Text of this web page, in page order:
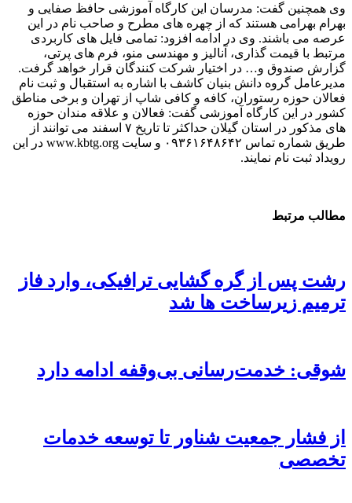
وی همچنین گفت: مدرسان این کارگاه آموزشی حافظ صفایی و
بهرام بهرامی هستند که از چهره های مطرح و صاحب نام در این
عرصه می باشند. وی در ادامه افزود: تمامی فایل های کاربردی
مرتبط با قیمت گذاری، آنالیز و مهندسی منو، فرم های پرتی،
گزارش صندوق و… در اختیار شرکت کنندگان قرار خواهد گرفت.
مدیرعامل گروه دانش بنیان کاشف با اشاره به استقبال و ثبت نام
فعالان حوزه رستوران، کافه و کافی شاپ از تهران و برخی مناطق
کشور در این کارگاه آموزشی گفت: فعالان و علاقه مندان حوزه
های مذکور در استان گیلان حداکثر تا تاریخ ۷ اسفند می توانند از
طریق شماره تماس ۰۹۳۶۱۶۴۸۶۴۲ و سایت www.kbtg.org در این
رویداد ثبت نام نمایند.
مطالب مرتبط
رشت پس از گره گشایی ترافیکی، وارد فاز
ترمیم زیرساخت ها شد
شوقی: خدمت‌رسانی بی‌وقفه ادامه دارد
از فشار جمعیت شناور تا توسعه خدمات
تخصصی